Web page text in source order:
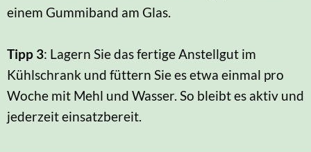
einem Gummiband am Glas.
Tipp 3: Lagern Sie das fertige Anstellgut im
Kühlschrank und füttern Sie es etwa einmal pro
Woche mit Mehl und Wasser. So bleibt es aktiv und
jederzeit einsatzbereit.